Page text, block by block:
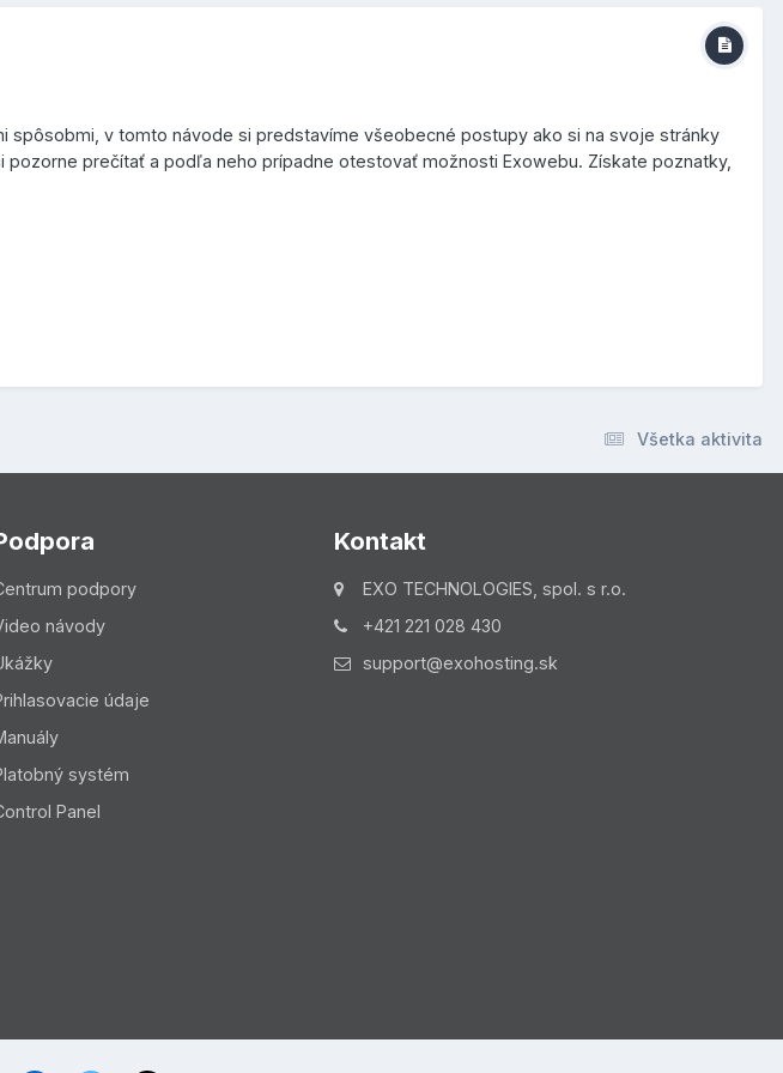
spôsobmi, v tomto návode si predstavíme všeobecné postupy ako si na svoje stránky
prečítať a podľa neho prípadne otestovať možnosti Exowebu. Získate poznatky,
Všetka aktivita
podpory
návody
údaje
systém
Panel
Kontakt
EXO TECHNOLOGIES, spol. s r.o.
+421 221 028 430
support@exohosting.sk